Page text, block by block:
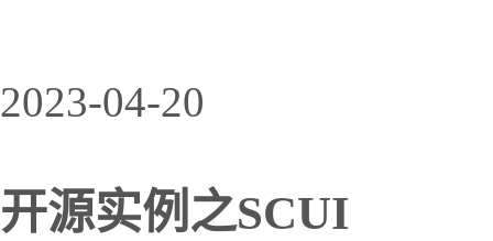
2023-04-20
开源实例之SCUI